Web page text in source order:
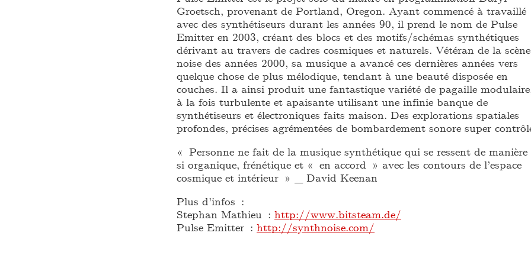
Groetsch, provenant de Portland, Oregon. Ayant commencé à travaillé
avec des synthétiseurs durant les années 90, il prend le nom de Pulse
Emitter en 2003, créant des blocs et des motifs/schémas synthétiques
dérivant au travers de cadres cosmiques et naturels. Vétéran de la scène
noise des années 2000, sa musique a avancé ces dernières années vers
quelque chose de plus mélodique, tendant à une beauté disposée en
couches. Il a ainsi produit une fantastique variété de pagaille
à la fois turbulente et apaisante utilisant une infinie banque de
synthétiseurs et électroniques faits maison. Des explorations spatiales
profondes, précises agrémentées de bombardement sonore super
« Personne ne fait de la musique synthétique qui se ressent de manière
si organique, frénétique et « en accord » avec les contours de l’espace
cosmique et intérieur » _ David Keenan
Plus d’infos :
Stephan Mathieu : http://www.bitsteam.de/
Pulse Emitter : http://synthnoise.com/